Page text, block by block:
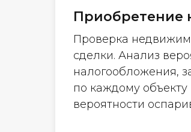
Приобретение
Проверка
сделки. Анализ
налогообложения,
по каждому
вероятности